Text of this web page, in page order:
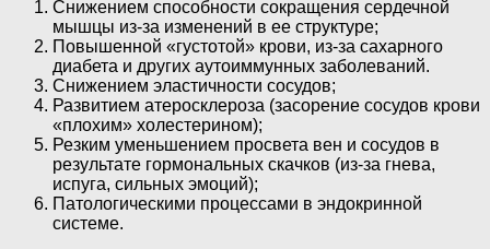
Снижением способности сокращения сердечной
мышцы из-за изменений в ее структуре;
Повышенной «густотой» крови, из-за сахарного
диабета и других аутоиммунных заболеваний.
Снижением эластичности сосудов;
Развитием атеросклероза (засорение сосудов крови
«плохим» холестерином);
Резким уменьшением просвета вен и сосудов в
результате гормональных скачков (из-за гнева,
испуга, сильных эмоций);
Патологическими процессами в эндокринной
системе.